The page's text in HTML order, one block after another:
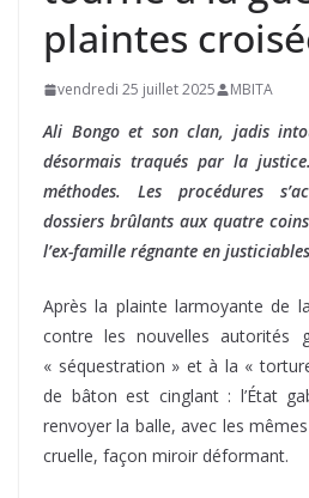
plaintes
vendredi 25 juillet 2025 MBITA
Ali Bongo et son clan, jadis
désormais traqués par la
méthodes. Les procédures
dossiers brûlants aux quatre
l’ex-famille régnante en
Après la plainte larmoyante de
contre les nouvelles autorités
« séquestration » et à la «
de bâton est cinglant : l’État
renvoyer la balle, avec les
cruelle, façon miroir déformant.